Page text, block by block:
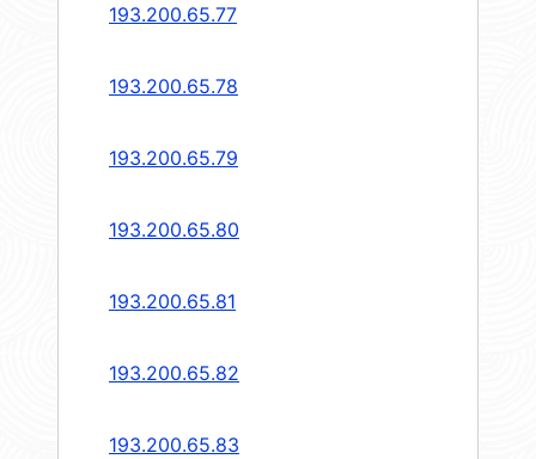
193.200.65.77
193.200.65.78
193.200.65.79
193.200.65.80
193.200.65.81
193.200.65.82
193.200.65.83